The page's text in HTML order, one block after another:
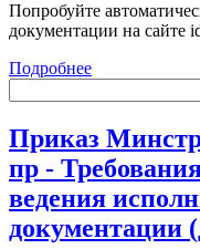
Попробуйте
документации на сайте
Подробнее
Приказ
пр -
ведения
документации